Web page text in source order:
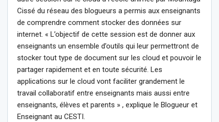
Cissé du réseau des blogueurs a permis aux enseignants
de comprendre comment stocker des données sur
internet. « L’objectif de cette session est de donner aux
enseignants un ensemble d’outils qui leur permettront de
stocker tout type de document sur les cloud et pouvoir le
partager rapidement et en toute sécurité. Les
applications sur le cloud vont faciliter grandement le
travail collaboratif entre enseignants mais aussi entre
enseignants, élèves et parents » , explique le Blogueur et
Enseignant au CESTI.